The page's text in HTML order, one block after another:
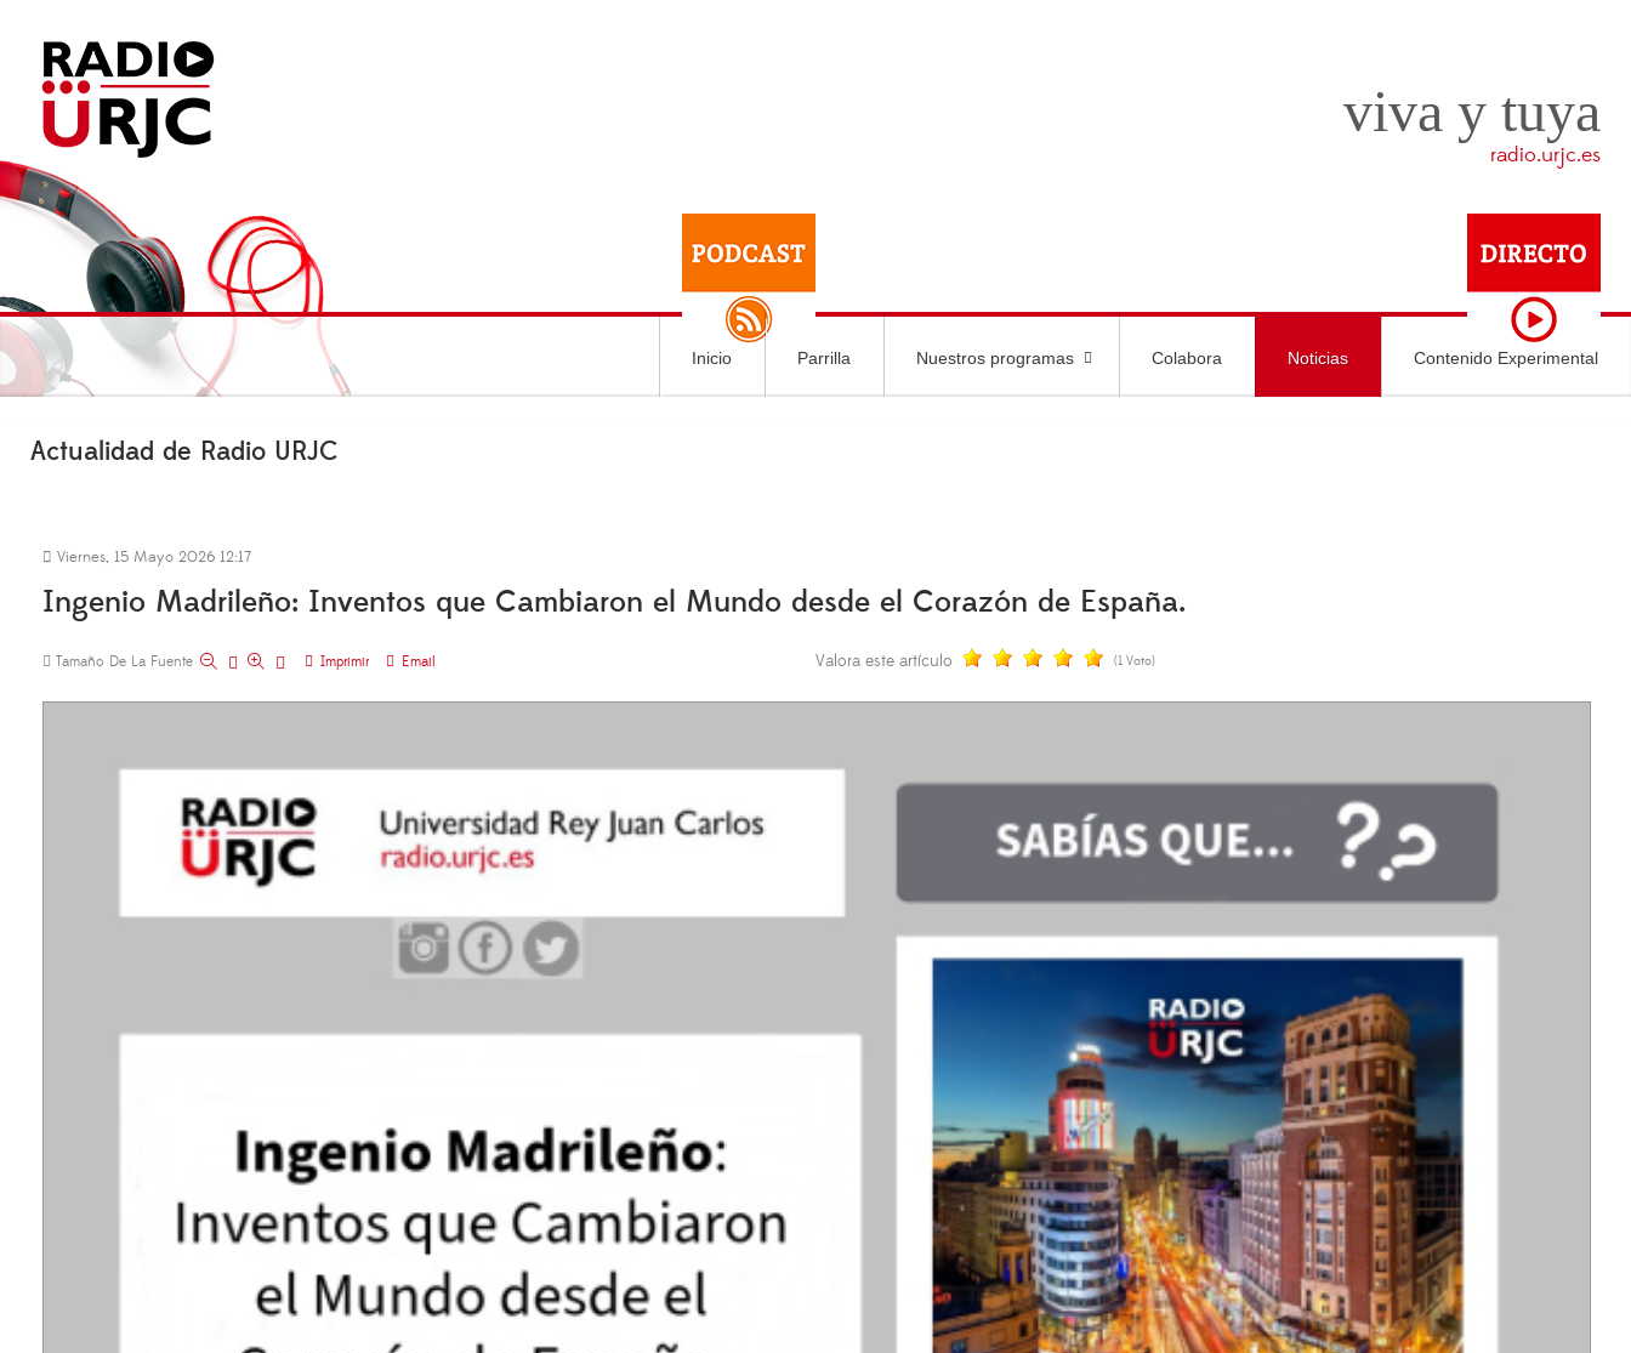
viva y tuya
radio.urjc.es
Inicio Parrilla Nuestros programas Colabora Noticias Contenido Experimental
Actualidad de Radio URJC
Viernes, 15 Mayo 2026 12:17
Ingenio Madrileño: Inventos que Cambiaron el Mundo desde el Corazón de España.
Tamaño De La Fuente Imprimir Email Valora este artículo (1 Voto)